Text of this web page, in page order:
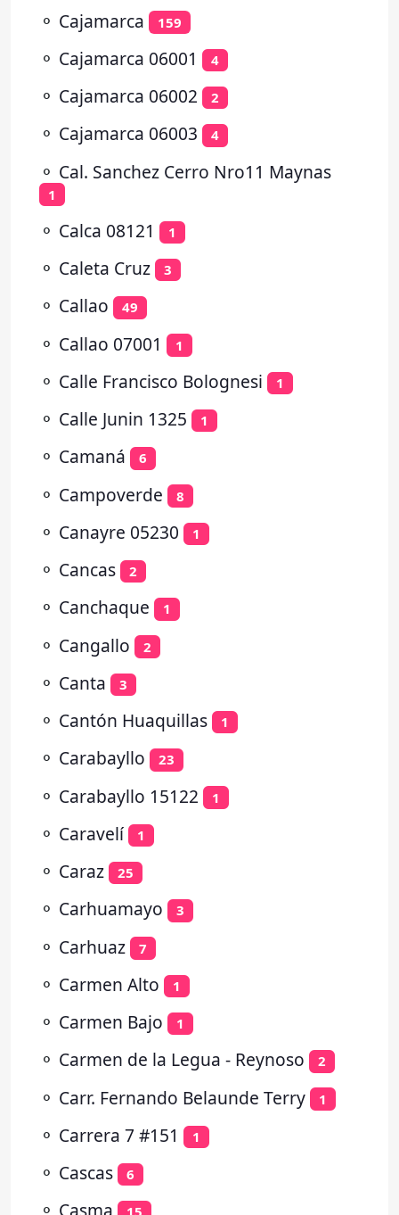
⚬ Cajamarca 159
⚬ Cajamarca 06001 4
⚬ Cajamarca 06002 2
⚬ Cajamarca 06003 4
⚬ Cal. Sanchez Cerro Nro11 Maynas
1
⚬ Calca 08121 1
⚬ Caleta Cruz 3
⚬ Callao 49
⚬ Callao 07001 1
⚬ Calle Francisco Bolognesi 1
⚬ Calle Junin 1325 1
⚬ Camaná 6
⚬ Campoverde 8
⚬ Canayre 05230 1
⚬ Cancas 2
⚬ Canchaque 1
⚬ Cangallo 2
⚬ Canta 3
⚬ Cantón Huaquillas 1
⚬ Carabayllo 23
⚬ Carabayllo 15122 1
⚬ Caravelí 1
⚬ Caraz 25
⚬ Carhuamayo 3
⚬ Carhuaz 7
⚬ Carmen Alto 1
⚬ Carmen Bajo 1
⚬ Carmen de la Legua - Reynoso 2
⚬ Carr. Fernando Belaunde Terry 1
⚬ Carrera 7 #151 1
⚬ Cascas 6